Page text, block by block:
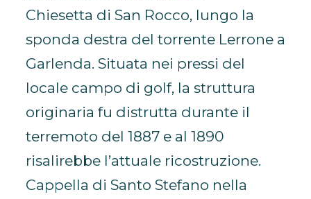
Chiesetta di San Rocco, lungo la
sponda destra del torrente Lerrone a
Garlenda. Situata nei pressi del
locale campo di golf, la struttura
originaria fu distrutta durante il
terremoto del 1887 e al 1890
risalirebbe l’attuale ricostruzione.
Cappella di Santo Stefano nella